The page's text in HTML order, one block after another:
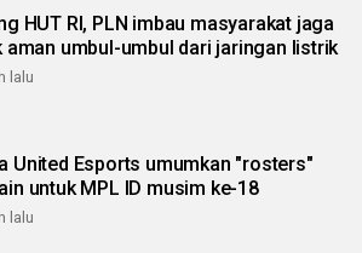
HUT RI, PLN imbau masyarakat jaga
aman umbul-umbul dari jaringan listrik
lalu
United Esports umumkan "rosters"
untuk MPL ID musim ke-18
lalu